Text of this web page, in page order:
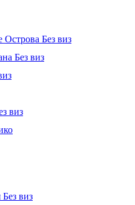
Острова Без виз
Без виз
виз
Без виз